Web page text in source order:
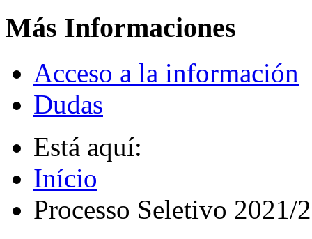
Más Informaciones
Acceso a la información
Dudas
Está aquí:
Início
Processo Seletivo 2021/2